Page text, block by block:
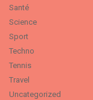
Santé
Science
Sport
Techno
Tennis
Travel
Uncategorized